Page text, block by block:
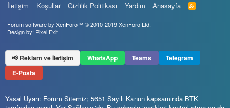
İletişim
Koşullar Gizlilik Politikası Yardım Anasayfa
R
S
Forum software by XenForo™© 2010-2019 XenForo Ltd.
Design by: Pixel Exit
📢 Reklam ve İletişim WhatsApp Teams
Telegram
E-Posta
Yasal Uyarı: Forum Sitemiz; 5651 Sayılı Kanun kapsamında BTK